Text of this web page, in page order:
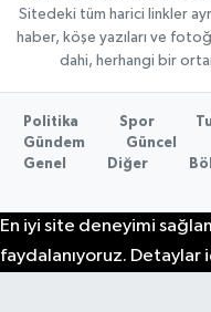
Sitedeki tüm harici linkler
haber, köşe yazıları ve
dahi, herhangi bir
Politika Spor
Gündem
Güncel
Genel
Diğer
En iyi site deneyimi
faydalanıyoruz. Detaylar